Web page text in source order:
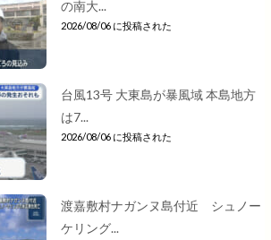
の南大...
2026/08/06 に投稿された
台風13号 大東島が暴風域 本島地方
は7...
2026/08/06 に投稿された
渡嘉敷村ナガンヌ島付近 シュノー
ケリング...